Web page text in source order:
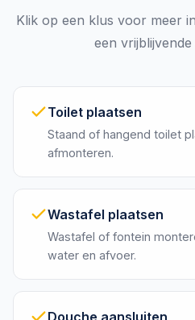
Klik op een klus voor meer
een
Toilet plaatsen
Staand of hangend toilet
afmonteren.
Wastafel plaatsen
Wastafel of fontein
water en afvoer.